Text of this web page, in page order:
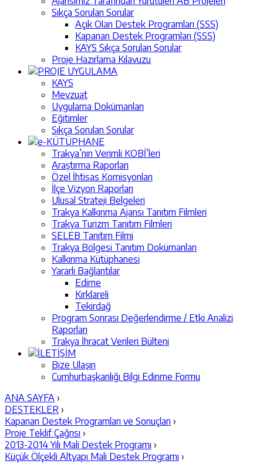
Sıkça Sorulan Sorular
Açık Olan Destek Programları (SSS)
Kapanan Destek Programları (SSS)
KAYS Sıkça Sorulan Sorular
Proje Hazırlama Kılavuzu
PROJE UYGULAMA
KAYS
Mevzuat
Uygulama Dokümanları
Eğitimler
Sıkça Sorulan Sorular
e-KÜTÜPHANE
Trakya’nın Verimli KOBİ’leri
Araştırma Raporları
Özel İhtisas Komisyonları
İlçe Vizyon Raporları
Ulusal Strateji Belgeleri
Trakya Kalkınma Ajansı Tanıtım Filmleri
Trakya Turizm Tanıtım Filmleri
SELEB Tanıtım Filmi
Trakya Bölgesi Tanıtım Dokümanları
Kalkınma Kütüphanesi
Yararlı Bağlantılar
Edirne
Kırklareli
Tekirdağ
Program Sonrası Değerlendirme / Etki Analizi
Raporları
Trakya İhracat Verileri Bülteni
İLETİŞİM
Bize Ulaşın
Cumhurbaşkanlığı Bilgi Edinme Formu
ANA SAYFA ›
DESTEKLER ›
Kapanan Destek Programları ve Sonuçları ›
Proje Teklif Çağrısı ›
2013-2014 Yılı Mali Destek Programı ›
Küçük Ölçekli Altyapı Mali Destek Programı ›